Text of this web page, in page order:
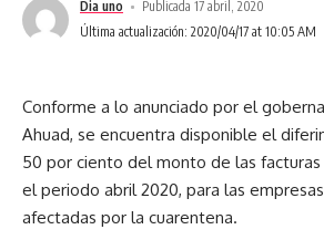
Última actualización: 2020/04/17 at 10:05 AM
Dia uno Publicada 17 abril, 2020
Conforme a lo anunciado por el
Ahuad, se encuentra disponible el
50 por ciento del monto de las
el periodo abril 2020, para las
afectadas por la cuarentena.